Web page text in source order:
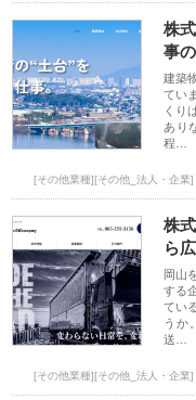
株
事
建築
てい
くり
あり
程…
[その他業種][その他_法人・企業]
株
ら
岡山
する
てい
うか
送…
[その他業種][その他_法人・企業]